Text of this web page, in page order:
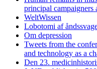
principal campaigners
WeltWissen
Lobotomi af
Om depression
Tweets from the
and technology as a
Den 23.